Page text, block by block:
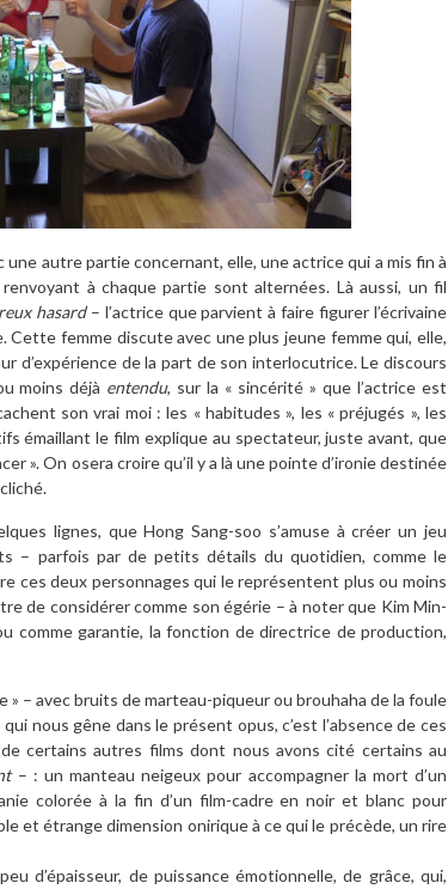
autre partie concernant, elle, une actrice qui a mis fin à
à chaque partie sont alternées. Là aussi, un fil
hasard– l’actrice que parvient à faire figurer l’écrivaine
Cette femme discute avec une plus jeune femme qui, elle,
d’expérience de la part de son interlocutrice. Le discours
moins déjà entendu, sur la « sincérité » que l’actrice est
son vrai moi : les « habitudes », les « préjugés », les
émaillant le film explique au spectateur, juste avant, que
». On osera croire qu’il y a là une pointe d’ironie destinée
lignes, que Hong Sang-soo s’amuse à créer un jeu
– parfois par de petits détails du quotidien, comme le
ces deux personnages qui le représentent plus ou moins
de considérer comme son égérie – à noter que Kim Min-
comme garantie, la fonction de directrice de production,
» – avec bruits de marteau-piqueur ou brouhaha de la foule
nous gêne dans le présent opus, c’est l’absence de ces
certains autres films dont nous avons cité certains au
– : un manteau neigeux pour accompagner la mort d’un
colorée à la fin d’un film-cadre en noir et blanc pour
et étrange dimension onirique à ce qui le précède, un rire
d’épaisseur, de puissance émotionnelle, de grâce, qui,